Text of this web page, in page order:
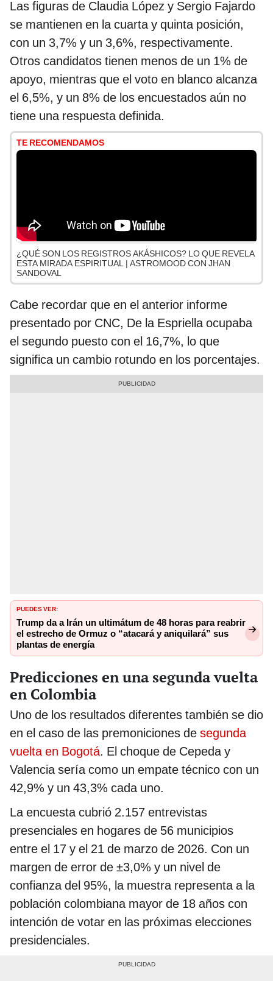
Las figuras de Claudia López y Sergio Fajardo
se mantienen en la cuarta y quinta posición,
con un 3,7% y un 3,6%, respectivamente.
Otros candidatos tienen menos de un 1% de
apoyo, mientras que el voto en blanco alcanza
el 6,5%, y un 8% de los encuestados aún no
tiene una respuesta definida.
TE RECOMENDAMOS
¿QUÉ SON LOS REGISTROS AKÁSHICOS? LO QUE REVELA
ESTA MIRADA ESPIRITUAL | ASTROMOOD CON JHAN
SANDOVAL
Cabe recordar que en el anterior informe
presentado por CNC, De la Espriella ocupaba
el segundo puesto con el 16,7%, lo que
significa un cambio rotundo en los porcentajes.
PUEDES VER:
Trump da a Irán un ultimátum de 48 horas para reabrir
el estrecho de Ormuz o “atacará y aniquilará” sus
plantas de energía
Predicciones en una segunda vuelta
en Colombia
Uno de los resultados diferentes también se dio
en el caso de las premoniciones de segunda
vuelta en Bogotá. El choque de Cepeda y
Valencia sería como un empate técnico con un
42,9% y un 43,3% cada uno.
La encuesta cubrió 2.157 entrevistas
presenciales en hogares de 56 municipios
entre el 17 y el 21 de marzo de 2026. Con un
margen de error de ±3,0% y un nivel de
confianza del 95%, la muestra representa a la
población colombiana mayor de 18 años con
intención de votar en las próximas elecciones
presidenciales.